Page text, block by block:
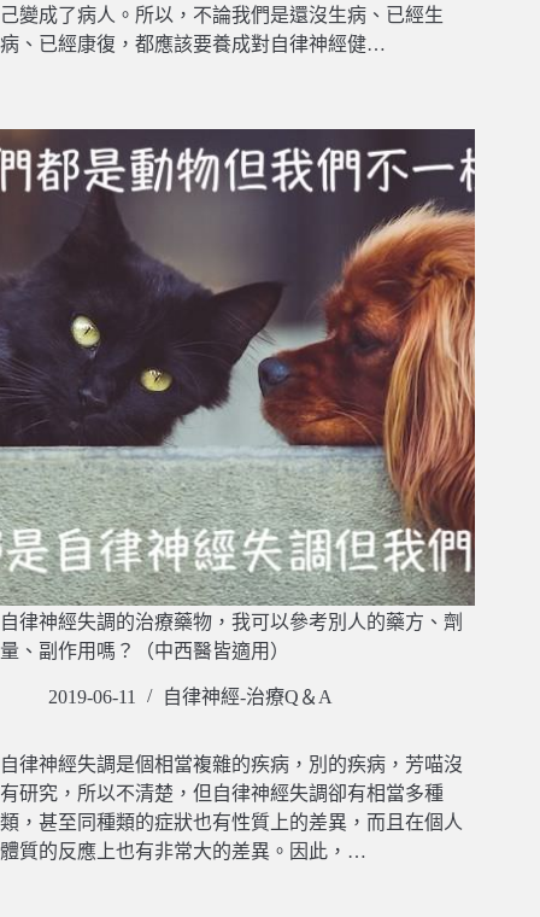
己變成了病人。所以，不論我們是還沒生病、已經生
病、已經康復，都應該要養成對自律神經健…
自律神經失調的治療藥物，我可以參考別人的藥方、劑
量、副作用嗎？（中西醫皆適用）
2019-06-11 自律神經-治療Q＆A
自律神經失調是個相當複雜的疾病，別的疾病，芳喵沒
有研究，所以不清楚，但自律神經失調卻有相當多種
類，甚至同種類的症狀也有性質上的差異，而且在個人
體質的反應上也有非常大的差異。因此，…